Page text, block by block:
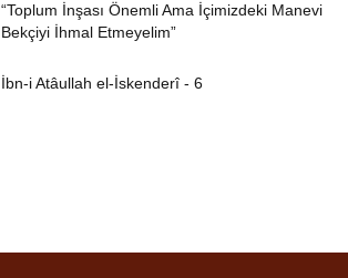
“Toplum İnşası Önemli Ama İçimizdeki Manevi
Bekçiyi İhmal Etmeyelim”
İbn-i Atâullah el-İskenderî - 6